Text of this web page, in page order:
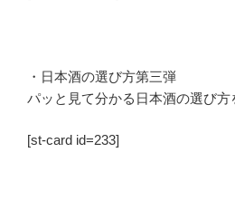
・日本酒の選び方第三弾
パッと見て分かる日本酒の選び方
[st-card id=233]